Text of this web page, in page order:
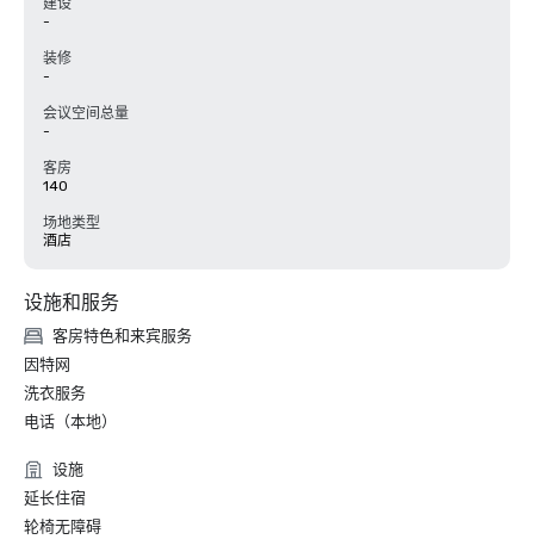
建设
-
装修
-
会议空间总量
-
客房
140
场地类型
酒店
设施和服务
客房特色和来宾服务
因特网
洗衣服务
电话（本地）
设施
延长住宿
轮椅无障碍